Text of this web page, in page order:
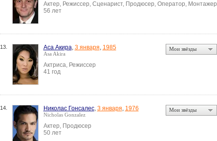
Актер, Режиссер, Сценарист, Продюсер, Оператор, Монтажер
56 лет
13. Аса Акира, 3 января, 1985
Asa Akira
Актриса, Режиссер
41 год
Мои звёзды
14. Николас Гонсалес, 3 января, 1976
Nicholas Gonzalez
Актер, Продюсер
50 лет
Мои звёзды